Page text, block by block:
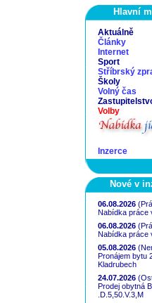
Hlavní
Aktuálně
Články
Internet
Sport
Stříbrský
Školy
Volný čas
Volby
Inzerce
Nové v
06.08.2026
Nabídka práce
06.08.2026
Nabídka práce
05.08.2026
Pronájem bytu
Kladrubech
24.07.2026
Prodej obytná
.D.5,50.V.3,M